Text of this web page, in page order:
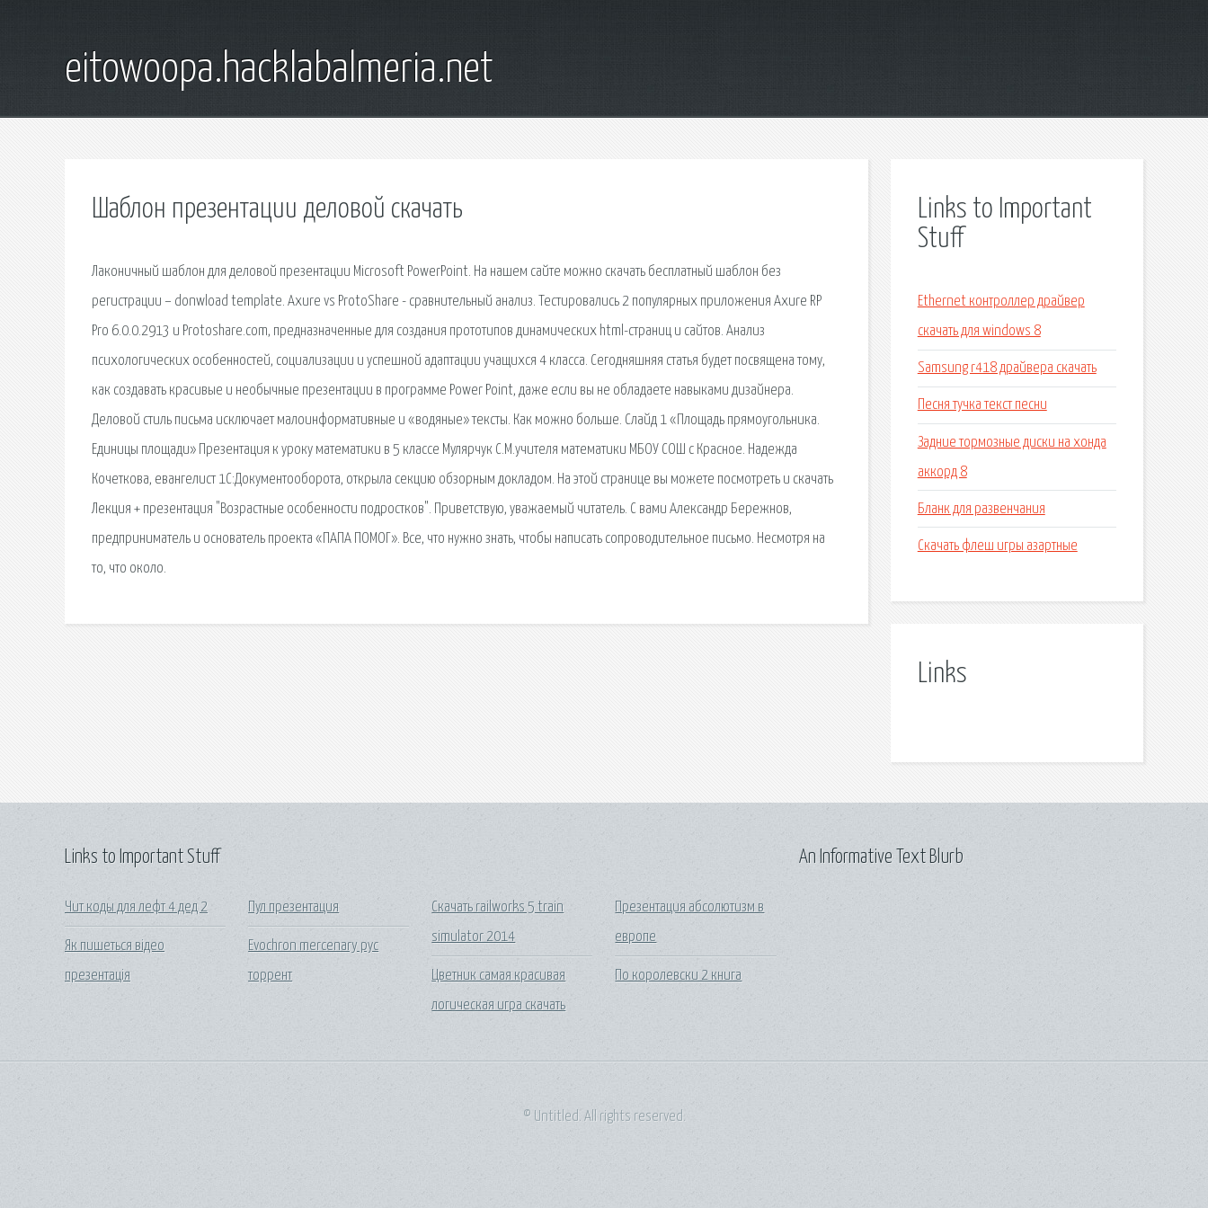
eitowoopa.hacklabalmeria.net
Шаблон презентации деловой скачать
Лаконичный шаблон для деловой презентации Microsoft PowerPoint. На нашем сайте можно скачать бесплатный шаблон без
регистрации – donwload template. Axure vs ProtoShare - сравнительный анализ. Тестировались 2 популярных приложения Axure RP
Pro 6.0.0.2913 и Protoshare.com, предназначенные для создания прототипов динамических html-страниц и сайтов. Анализ
психологических особенностей, социализации и успешной адаптации учащихся 4 класса. Сегодняшняя статья будет посвящена тому,
как создавать красивые и необычные презентации в программе Power Point, даже если вы не обладаете навыками дизайнера.
Деловой стиль письма исключает малоинформативные и «водяные» тексты. Как можно больше. Слайд 1 «Площадь прямоугольника.
Единицы площади» Презентация к уроку математики в 5 классе Мулярчук С.М.учителя математики МБОУ СОШ с Красное. Надежда
Кочеткова, евангелист 1С:Документооборота, открыла секцию обзорным докладом. На этой странице вы можете посмотреть и скачать
Лекция + презентация "Возрастные особенности подростков". Приветствую, уважаемый читатель. С вами Александр Бережнов,
предприниматель и основатель проекта «ПАПА ПОМОГ». Все, что нужно знать, чтобы написать сопроводительное письмо. Несмотря на
то, что около.
Links to Important
Stuff
Ethernet контроллер драйвер
скачать для windows 8
Samsung r418 драйвера скачать
Песня тучка текст песни
Задние тормозные диски на хонда
аккорд 8
Бланк для развенчания
Скачать флеш игры азартные
Links
Links to Important Stuff
Чит коды для лефт 4 дед 2
Як пишеться відео
презентація
Пул презентация
Evochron mercenary рус
торрент
Скачать railworks 5 train
simulator 2014
Цветник самая красивая
логическая игра скачать
Презентация абсолютизм в
европе
По королевски 2 книга
An Informative Text Blurb
© Untitled. All rights reserved.